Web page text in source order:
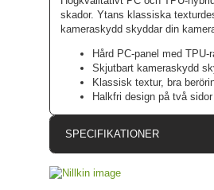
skador. Ytans klassiska
kameraskydd skyddar din
Hård PC-panel med
Skjutbart kameraskydd
Klassisk textur, bra
Halkfri design på två
SPECIFIKATIONER